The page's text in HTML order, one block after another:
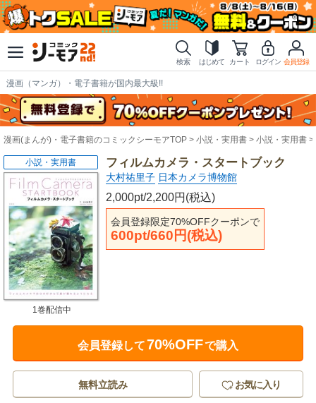
検索 はじめて カート ログイン 会員登録
漫画（マンガ）・電子書籍が国内最大級!!
漫画(まんが)・電子書籍のコミックシーモアTOP 小説・実用書 小説・実用書
フィルムカメラ・スタートブック
大村祐里子 日本カメラ博物館
2,000pt/2,200円(税込)
会員登録限定70%OFFクーポンで
600pt/660円(税込)
小説・実用書
1巻配信中
会員登録して70%OFFで購入
無料立読み お気に入り